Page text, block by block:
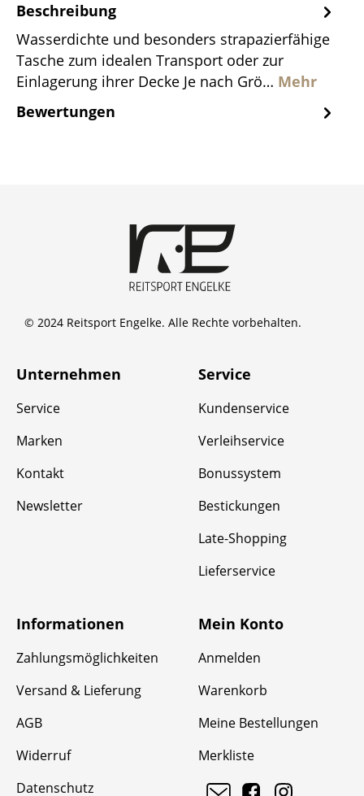
Beschreibung
Wasserdichte und besonders strapazierfähige
Tasche zum idealen Transport oder zur
Einlagerung ihrer Decke Je nach Grö… Mehr
Bewertungen
© 2024 Reitsport Engelke. Alle Rechte vorbehalten.
Unternehmen
Service
Marken
Kontakt
Newsletter
Service
Kundenservice
Verleihservice
Bonussystem
Bestickungen
Late-Shopping
Lieferservice
Informationen
Zahlungsmöglichkeiten
Versand & Lieferung
AGB
Widerruf
Datenschutz
Mein Konto
Anmelden
Warenkorb
Meine Bestellungen
Merkliste